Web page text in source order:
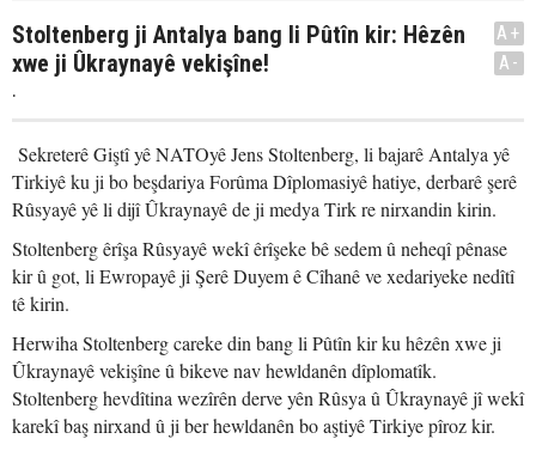
Stoltenberg ji Antalya bang li Pûtîn kir: Hêzên
xwe ji Ûkraynayê vekişîne!
.
A+
A-
Sekreterê Giştî yê NATOyê Jens Stoltenberg, li bajarê Antalya yê
Tirkiyê ku ji bo beşdariya Forûma Dîplomasiyê hatiye, derbarê şerê
Rûsyayê yê li dijî Ûkraynayê de ji medya Tirk re nirxandin kirin.
Stoltenberg êrîşa Rûsyayê wekî êrîşeke bê sedem û neheqî pênase
kir û got, li Ewropayê ji Şerê Duyem ê Cîhanê ve xedariyeke nedîtî
tê kirin.
Herwiha Stoltenberg careke din bang li Pûtîn kir ku hêzên xwe ji
Ûkraynayê vekişîne û bikeve nav hewldanên dîplomatîk.
Stoltenberg hevdîtina wezîrên derve yên Rûsya û Ûkraynayê jî wekî
karekî baş nirxand û ji ber hewldanên bo aştiyê Tirkiye pîroz kir.